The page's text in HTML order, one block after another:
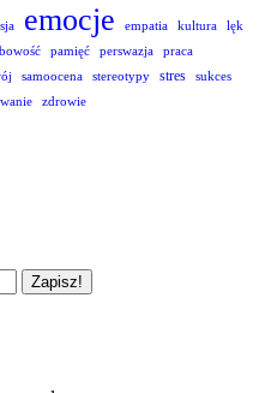
emocje empatia kultura
lęk
pamięć perswazja
praca
samoocena stereotypy stres sukces
zdrowie